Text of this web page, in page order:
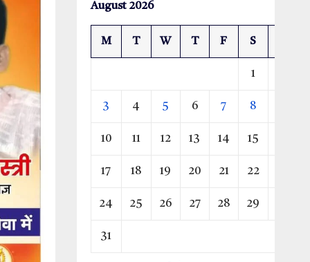
August 2026
M T W T F S
1
3 4 5 6 7 8
10 11 12 13 14 15
17 18 19 20 21 22
24 25 26 27 28 29
31